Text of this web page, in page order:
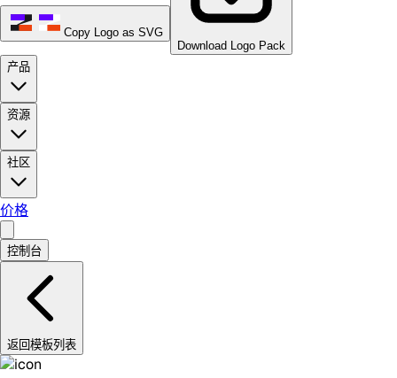
Copy Logo as SVG
Download Logo Pack
产品
资源
社区
价格
控制台
返回模板列表